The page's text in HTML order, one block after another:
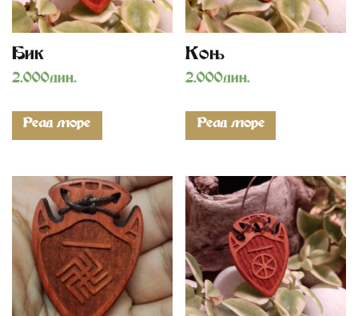
Bik
2.000дин.
Read more
Коњ
2.000дин.
Read more